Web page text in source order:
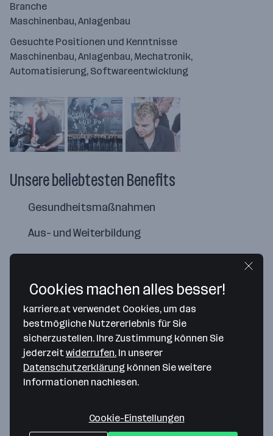
Branche
Maschinenbau, Anlagenbau
Gesuchte Positionen und Kenntnisse
Maschinenbau, Anlagenbau, Mechatronik,
Automatisierung, Softwareentwicklung
Unsere beliebtesten Benefits
Gesundheitsmaßnahmen
Aus- und Weiterbildung
Map data ©2026 Google
Cookies machen alles besser!
karriere.at verwendet Cookies, um das
bestmögliche Nutzererlebnis für Sie
sicherzustellen. Ihre Zustimmung können Sie
jederzeitwiderrufen. In unserer
Datenschutzerklärung können Sie weitere
Informationen nachlesen.
Cookie-Einstellungen